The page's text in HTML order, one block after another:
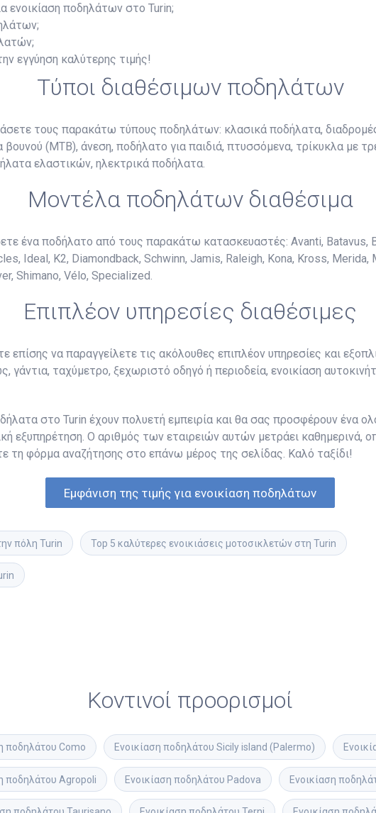
ενοικίαση ποδηλάτων στο Turin;
εγγύηση καλύτερης τιμής!
Τύποι διαθέσιμων ποδηλάτων
τους παρακάτω τύπους ποδηλάτων: κλασικά ποδήλατα,
βουνού (MTB), άνεση, ποδήλατο για παιδιά, πτυσσόμενα, τρίκυκλα με
ελαστικών, ηλεκτρικά ποδήλατα.
Μοντέλα ποδηλάτων διαθέσιμα
ένα ποδήλατο από τους παρακάτω κατασκευαστές: Avanti, Batavus,
Ideal, K2, Diamondback, Schwinn, Jamis, Raleigh, Kona, Kross, Merida,
Shimano, Vélo, Specialized.
Επιπλέον υπηρεσίες διαθέσιμες
να παραγγείλετε τις ακόλουθες επιπλέον υπηρεσίες και
γάντια, ταχύμετρο, ξεχωριστό οδηγό ή περιοδεία, ενοικίαση
στο Turin έχουν πολυετή εμπειρία και θα σας προσφέρουν ένα
εξυπηρέτηση. Ο αριθμός των εταιρειών αυτών μετράει καθημερινά,
τη φόρμα αναζήτησης στο επάνω μέρος της σελίδας. Καλό ταξίδι!
Εμφάνιση της τιμής για ενοικίαση ποδηλάτων
πόλη Turin Top 5 καλύτερες ενοικιάσεις μοτοσικλετών στη Turin
Κοντινοί προορισμοί
ποδηλάτου Como Ενοικίαση ποδηλάτου Sicily island (Palermo)
ποδηλάτου Agropoli Ενοικίαση ποδηλάτου Padova Ενοικίαση